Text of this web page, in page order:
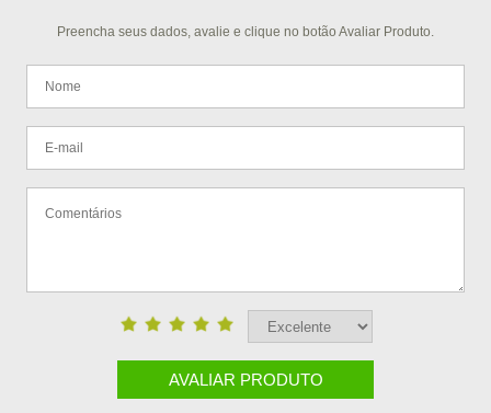
Preencha seus dados, avalie e clique no botão Avaliar Produto.
AVALIAR PRODUTO